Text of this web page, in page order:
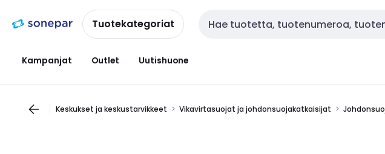
navigointiinsisältöönTuotekategoriat Haku
Kampanjat Outlet Uutishuone
Keskukset ja keskustarvikkeet Vikavirtasuojat ja johdonsuojakatkaisijat